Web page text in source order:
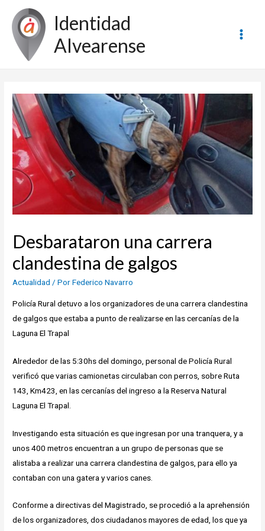
contenido
Identidad
Alvearense
Desbarataron una carrera
clandestina de galgos
Actualidad / PorFederico Navarro
Policía Rural detuvo a los organizadores de una carrera clandestina
de galgos que estaba a punto de realizarse en las cercanías de la
Laguna El Trapal
Alrededor de las 5:30hs del domingo, personal de Policía Rural
verificó que varias camionetas circulaban con perros, sobre Ruta
143, Km423, en las cercanías del ingreso a la Reserva Natural
Laguna El Trapal.
Investigando esta situación es que ingresan por una tranquera, y a
unos 400 metros encuentran a un grupo de personas que se
alistaba a realizar una carrera clandestina de galgos, para ello ya
contaban con una gatera y varios canes.
Conforme a directivas del Magistrado, se procedió a la aprehensión
de los organizadores, dos ciudadanos mayores de edad, los que ya